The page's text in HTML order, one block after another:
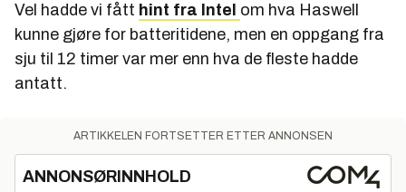
Resultater
Blackmagic Disk Benchmark
Read:723 MB/s
Vel hadde vi fått hint fra Intel om hva Haswell
kunne gjøre for batteritidene, men en oppgang fra
sju til 12 timer var mer enn hva de fleste hadde
antatt.
ARTIKKELEN FORTSETTER ETTER ANNONSEN
ANNONSØRINNHOLD